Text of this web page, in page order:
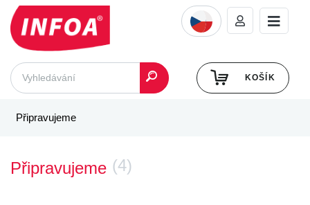
KOŠÍK
Připravujeme
Připravujeme (4)